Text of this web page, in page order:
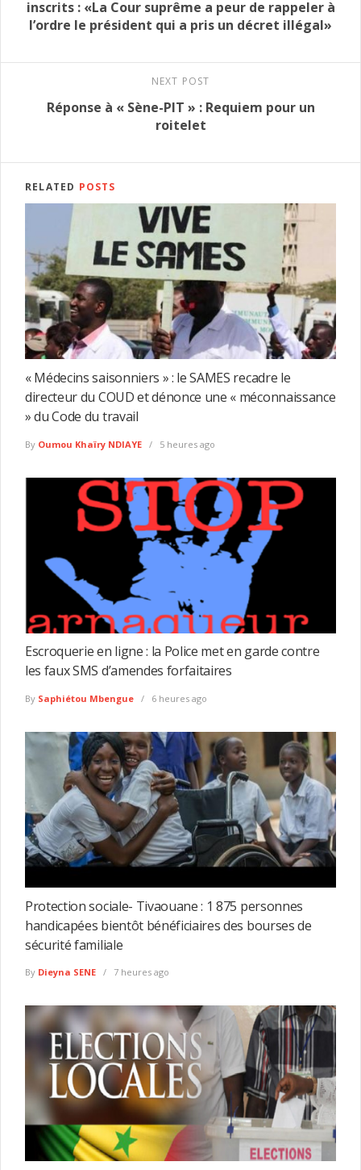
inscrits : «La Cour suprême a peur de rappeler à
l’ordre le président qui a pris un décret illégal»
NEXT POST
Réponse à « Sène-PIT » : Requiem pour un
roitelet
RELATED POSTS
« Médecins saisonniers » : le SAMES recadre le
directeur du COUD et dénonce une « méconnaissance
» du Code du travail
By Oumou Khaïry NDIAYE 5 heures ago
Escroquerie en ligne : la Police met en garde contre
les faux SMS d’amendes forfaitaires
By Saphiétou Mbengue 6 heures ago
Protection sociale- Tivaouane : 1 875 personnes
handicapées bientôt bénéficiaires des bourses de
sécurité familiale
By Dieyna SENE 7 heures ago